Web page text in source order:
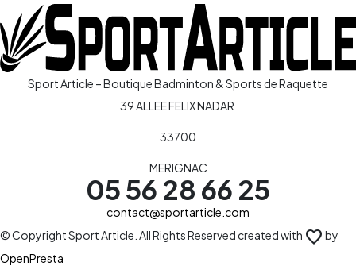
Sport Article – Boutique Badminton & Sports de Raquette
39 ALLEE FELIX NADAR
33700
MERIGNAC
05 56 28 66 25
contact@sportarticle.com
© Copyright Sport Article. All Rights Reserved created with favorite by
OpenPresta